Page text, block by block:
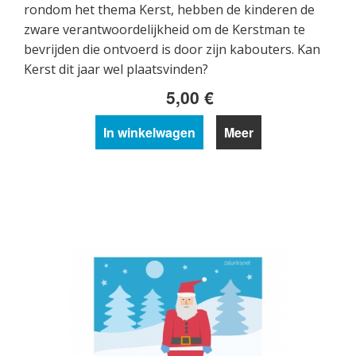
rondom het thema Kerst, hebben de kinderen de
zware verantwoordelijkheid om de Kerstman te
bevrijden die ontvoerd is door zijn kabouters. Kan
Kerst dit jaar wel plaatsvinden?
5,00 €
In winkelwagen Meer